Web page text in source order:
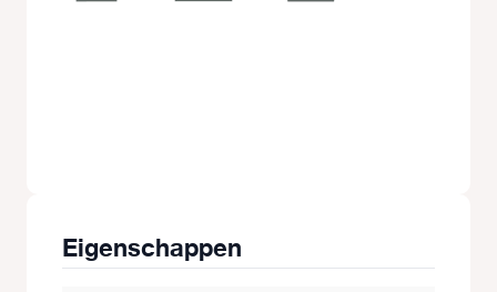
Eigenschappen